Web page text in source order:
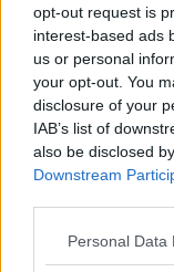
opt-out request is
interest-based ads
us or personal
your opt-out. You
disclosure of your
IAB’s list of
also be disclosed
Downstream
Please note that
Personal Data
Läs
Syreär
Fler platser
sillafrukost
Talare är bland